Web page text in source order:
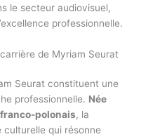
le secteur audiovisuel,
professionnelle.
de Myriam Seurat
Seurat constituent une
professionnelle. Née
franco-polonais, la
qui résonne